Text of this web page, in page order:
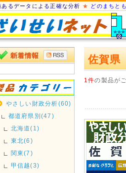
あるデータによる正確な分析 ★ どのまちと
やさしい財政分析(60)
都道府県別(47)
北海道(1)
東北(6)
関東(7)
甲信越(3)
佐賀県
1件の製品が